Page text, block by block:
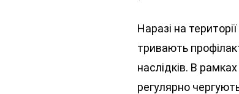
Наразі на
тривають
наслідків. В рамках
регулярно